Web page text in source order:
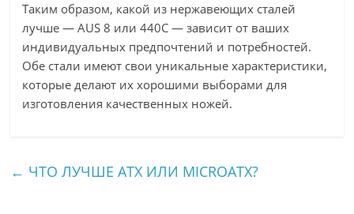
Таким образом, какой из нержавеющих сталей
лучше — AUS 8 или 440C — зависит от ваших
индивидуальных предпочтений и потребностей.
Обе стали имеют свои уникальные характеристики,
которые делают их хорошими выборами для
изготовления качественных ножей.
← ЧТО ЛУЧШЕ ATX ИЛИ MICROATX?